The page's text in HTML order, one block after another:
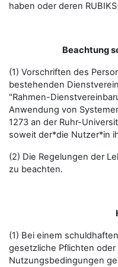
haben oder deren
Beachtung
(1) Vorschriften des
bestehenden
"Rahmen-
Anwendung von
1273 an der Ruhr-
soweit der*die Nutzer*in
(2) Die Regelungen der
zu beachten.
(1) Bei einem
gesetzliche Pflichten
Nutzungsbedingungen